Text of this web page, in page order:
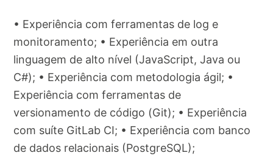
• Experiência com ferramentas de log e
monitoramento; • Experiência em outra
linguagem de alto nível (JavaScript, Java ou
C#); • Experiência com metodologia ágil; •
Experiência com ferramentas de
versionamento de código (Git); • Experiência
com suíte GitLab CI; • Experiência com banco
de dados relacionais (PostgreSQL);